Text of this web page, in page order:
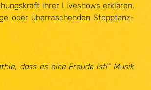
ihrer Liveshows erklären.
oder überraschenden Stopptanz-
dass es eine Freude ist!” Musik